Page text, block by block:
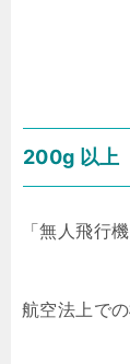
200g 以上
「無人飛行
航空法上で